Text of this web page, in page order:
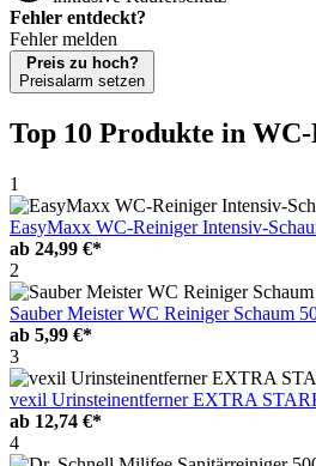
Fehler entdeckt?
Fehler melden
Preis zu hoch?
Preisalarm setzen
Top 10 Produkte in
1
EasyMaxx WC-Reiniger Intensiv-
ab 24,99 €*
2
Sauber Meister WC Reiniger Schaum
ab 5,99 €*
3
vexil Urinsteinentferner EXTRA
ab 12,74 €*
4